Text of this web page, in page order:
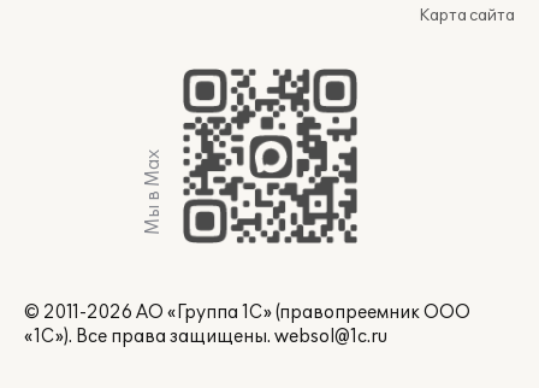
Карта сайта
Мы в Max
© 2011-2026 АО «Группа 1С» (правопреемник ООО
«1С»). Все права защищены. websol@1c.ru